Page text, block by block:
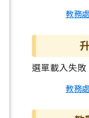
教務
選單載入失敗
教務